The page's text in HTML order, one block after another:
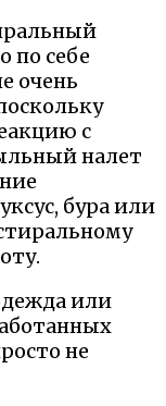
по себе
очень
с
налет
бура или
или
не